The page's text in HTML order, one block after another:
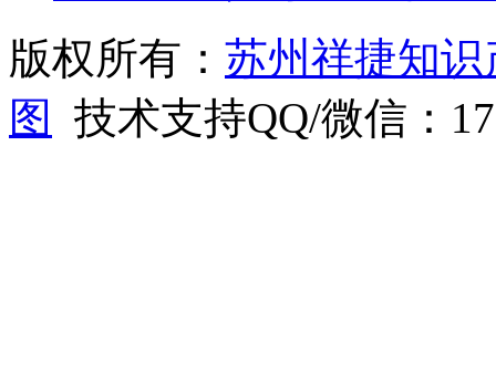
版权所有： 苏州祥捷知
图
技术支持QQ/微信：